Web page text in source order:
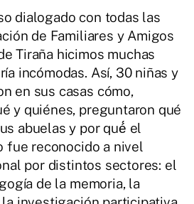
dialogado con todas las
de Familiares y Amigos
Tiraña hicimos muchas
incómodas. Así, 30 niñas y
en sus casas cómo,
y quiénes, preguntaron qué
abuelas y por qué́ el
fue reconocido a nivel
por distintos sectores: el
de la memoria, la